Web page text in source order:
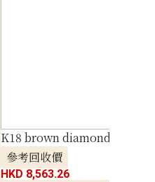
K18 brown diamond necklace
參考回收價
HKD 8,563.26